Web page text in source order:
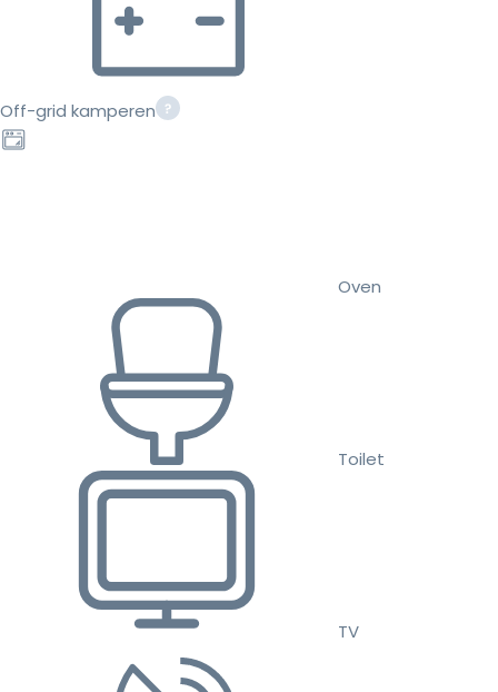
Off-grid kamperen
Oven
Toilet
TV